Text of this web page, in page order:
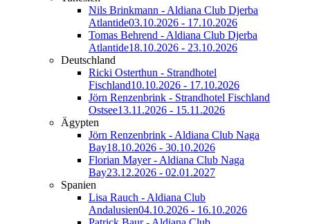
Nils Brinkmann - Aldiana Club Djerba
Atlantide03.10.2026 - 17.10.2026
Tomas Behrend - Aldiana Club Djerba
Atlantide18.10.2026 - 23.10.2026
Deutschland
Ricki Osterthun - Strandhotel
Fischland10.10.2026 - 17.10.2026
Jörn Renzenbrink - Strandhotel Fischland
Ostsee13.11.2026 - 15.11.2026
Ägypten
Jörn Renzenbrink - Aldiana Club Naga
Bay18.10.2026 - 30.10.2026
Florian Mayer - Aldiana Club Naga
Bay23.12.2026 - 02.01.2027
Spanien
Lisa Rauch - Aldiana Club
Andalusien04.10.2026 - 16.10.2026